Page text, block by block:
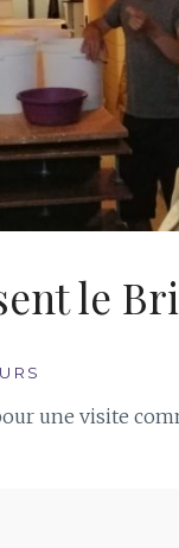
le
une visite